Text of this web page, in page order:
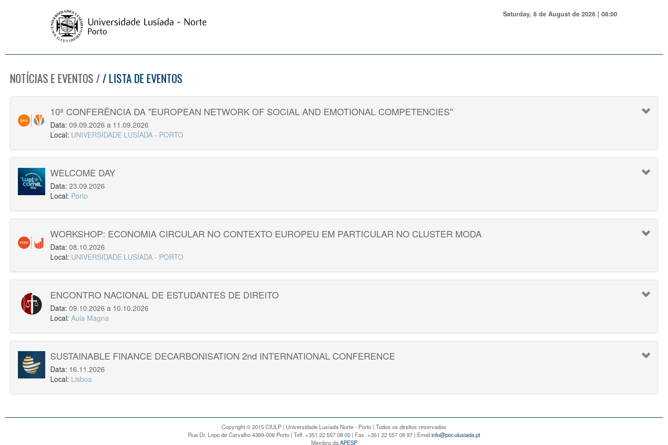
Saturday, 8 de August de 2026 | 08:00
NOTÍCIAS E EVENTOS // LISTA DE EVENTOS
10ª CONFERÊNCIA DA "EUROPEAN NETWORK OF SOCIAL AND EMOTIONAL COMPETENCIES"
Data: 09.09.2026 a 11.09.2026
Local: UNIVERSIDADE LUSÍADA - PORTO
WELCOME DAY
Data: 23.09.2026
Local: Porto
WORKSHOP: ECONOMIA CIRCULAR NO CONTEXTO EUROPEU EM PARTICULAR NO CLUSTER MODA
Data: 08.10.2026
Local: UNIVERSIDADE LUSÍADA - PORTO
ENCONTRO NACIONAL DE ESTUDANTES DE DIREITO
Data: 09.10.2026 a 10.10.2026
Local: Aula Magna
SUSTAINABLE FINANCE DECARBONISATION 2nd INTERNATIONAL CONFERENCE
Data: 16.11.2026
Local: Lisboa
Copyright © 2015 CIULP | Universidade Lusíada Norte - Porto | Todos os direitos reservados
Rua Dr. Lopo de Carvalho 4369-006 Porto | Telf. +351 22 557 08 00 | Fax. +351 22 557 08 97 | Emailinfo@por.ulusiada.pt
Membro daAPESP